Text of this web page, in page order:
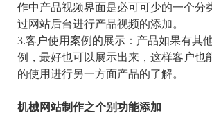
作中产品视频界面是必可可少的一个分
过网站后台进行产品视频的添加。
3.客户使用案例的展示：产品如果有其
例，最好也可以展示出来，这样客户也
的使用进行另一方面产品的了解。
机械网站制作之个别功能添加